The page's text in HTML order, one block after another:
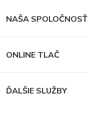
NAŠA SPOLOČNOSŤ
ONLINE TLAČ
ĎALŠIE SLUŽBY